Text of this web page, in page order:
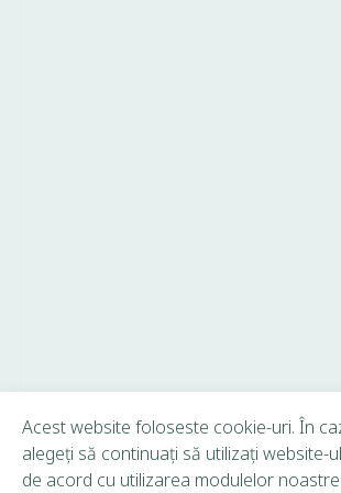
Acest website foloseste cookie-uri. În
alegeți să continuați să utilizați website-
de acord cu utilizarea modulelor